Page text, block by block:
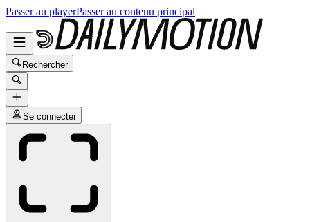
Passer au playerPasser au contenu principal
Rechercher
Se connecter